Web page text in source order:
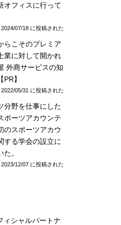
オフィスに行って
2024/07/18 に投稿された
らこそのプレミア
業に対して開かれ
外商サービスの知
】
2022/05/31 に投稿された
分野を仕事にした
ポーツアカウンテ
のスポーツアカウ
する学会の設立に
。
2023/12/07 に投稿された
ィシャルパートナ